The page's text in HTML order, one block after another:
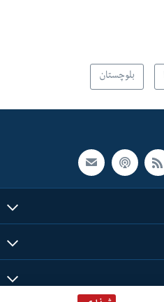
بلوچستان